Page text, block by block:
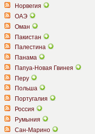
Норвегия
ОАЭ
Оман
Пакистан
Палестина
Панама
Папуа-Новая Гвинея
Перу
Польша
Португалия
Россия
Румыния
Сан-Марино